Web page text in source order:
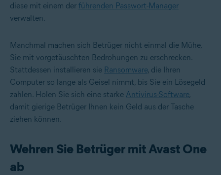
diese mit einem der führenden Passwort-Manager
verwalten.
Manchmal machen sich Betrüger nicht einmal die Mühe,
Sie mit vorgetäuschten Bedrohungen zu erschrecken.
Stattdessen installieren sie Ransomware, die Ihren
Computer so lange als Geisel nimmt, bis Sie ein Lösegeld
zahlen. Holen Sie sich eine starke Antivirus-Software,
damit gierige Betrüger Ihnen kein Geld aus der Tasche
ziehen können.
Wehren Sie Betrüger mit Avast One
ab